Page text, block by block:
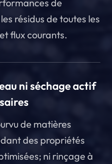
de
résidus de toutes les
flux courants.
ni séchage actif
de matières
des propriétés
ni rinçage à